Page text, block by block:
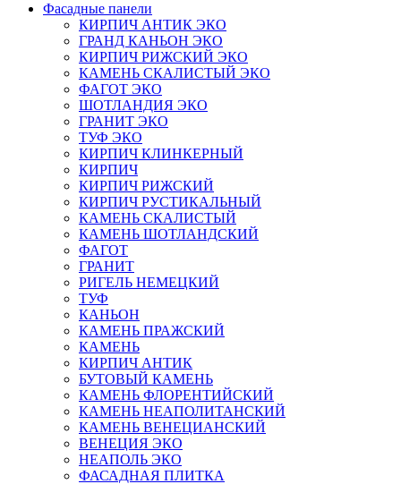
Фасадные панели
КИРПИЧ АНТИК ЭКО
ГРАНД КАНЬОН ЭКО
КИРПИЧ РИЖСКИЙ ЭКО
КАМЕНЬ СКАЛИСТЫЙ ЭКО
ФАГОТ ЭКО
ШОТЛАНДИЯ ЭКО
ГРАНИТ ЭКО
ТУФ ЭКО
КИРПИЧ КЛИНКЕРНЫЙ
КИРПИЧ
КИРПИЧ РИЖСКИЙ
КИРПИЧ РУСТИКАЛЬНЫЙ
КАМЕНЬ СКАЛИСТЫЙ
КАМЕНЬ ШОТЛАНДСКИЙ
ФАГОТ
ГРАНИТ
РИГЕЛЬ НЕМЕЦКИЙ
ТУФ
КАНЬОН
КАМЕНЬ ПРАЖСКИЙ
КАМЕНЬ
КИРПИЧ АНТИК
БУТОВЫЙ КАМЕНЬ
КАМЕНЬ ФЛОРЕНТИЙСКИЙ
КАМЕНЬ НЕАПОЛИТАНСКИЙ
КАМЕНЬ ВЕНЕЦИАНСКИЙ
ВЕНЕЦИЯ ЭКО
НЕАПОЛЬ ЭКО
ФАСАДНАЯ ПЛИТКА